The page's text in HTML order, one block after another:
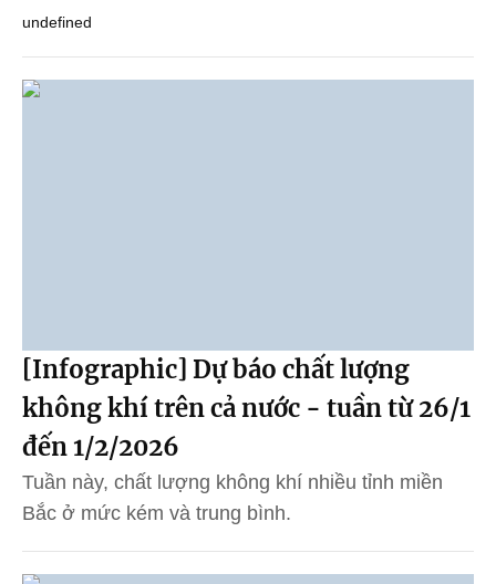
undefined
[Infographic] Dự báo chất lượng
không khí trên cả nước - tuần từ 26/1
đến 1/2/2026
Tuần này, chất lượng không khí nhiều tỉnh miền
Bắc ở mức kém và trung bình.